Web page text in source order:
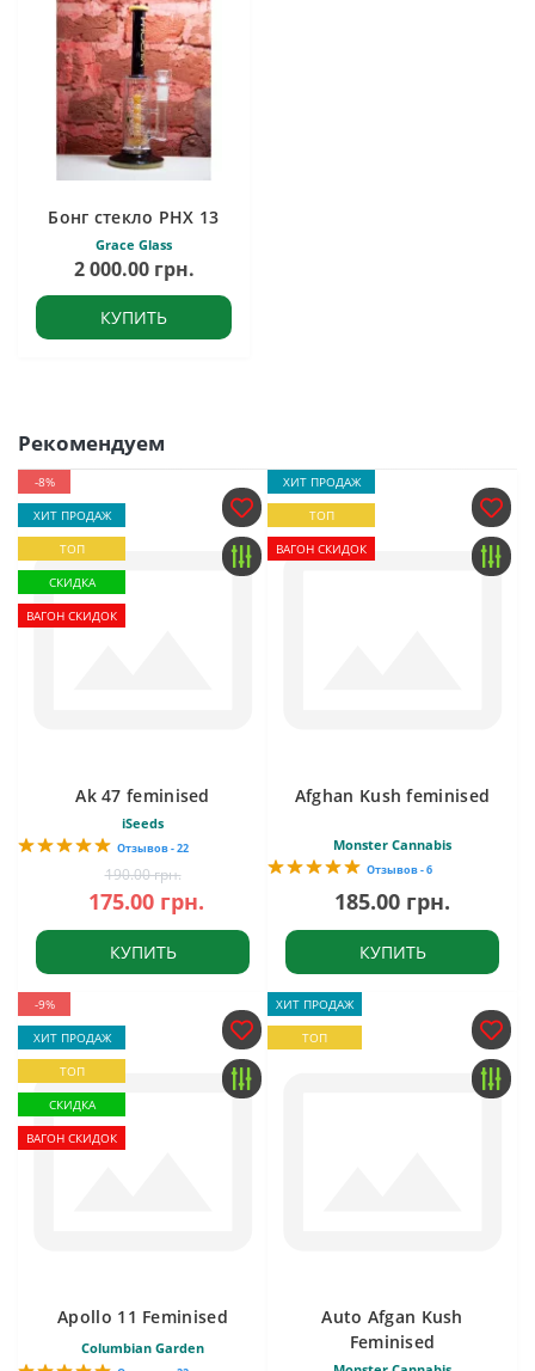
Бонг стекло PHX 13
Grace Glass
2 000.00 грн.
КУПИТЬ
Рекомендуем
-8%
ХИТ ПРОДАЖ
ТОП
СКИДКА
ВАГОН СКИДОК
Ak 47 feminised
iSeeds
Отзывов - 22
190.00 грн.
175.00 грн.
КУПИТЬ
ХИТ ПРОДАЖ
ТОП
ВАГОН СКИДОК
Afghan Kush feminised
Monster Cannabis
Отзывов - 6
185.00 грн.
КУПИТЬ
-9%
ХИТ ПРОДАЖ
ТОП
СКИДКА
ВАГОН СКИДОК
Apollo 11 Feminised
Columbian Garden
ХИТ ПРОДАЖ
ТОП
Auto Afgan Kush
Feminised